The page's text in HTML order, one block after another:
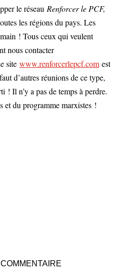
le réseau Renforcer le PCF,
les régions du pays. Les
! Tous ceux qui veulent
nous contacter
site www.renforcerlepcf.com est
d’autres réunions de ce type,
! Il n’y a pas de temps à perdre.
et du programme marxistes !